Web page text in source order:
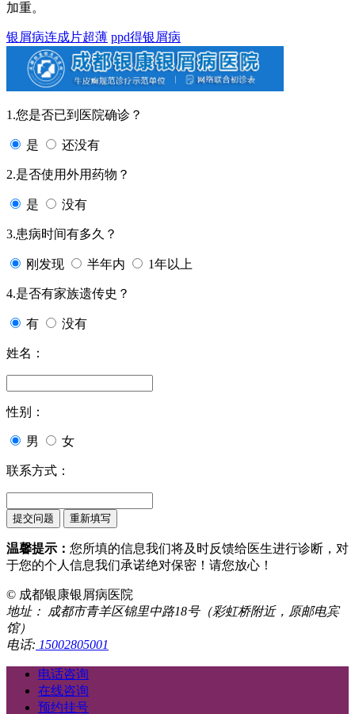
加重。
银屑病连成片超薄 ppd得银屑病
1.您是否已到医院确诊？
是 还没有
2.是否使用外用药物？
是 没有
3.患病时间有多久？
刚发现 半年内 1年以上
4.是否有家族遗传史？
有 没有
姓名：
性别：
男 女
联系方式：
温馨提示： 您所填的信息我们将及时反馈给医生进行诊断，对
于您的个人信息我们承诺绝对保密！请您放心！
© 成都银康银屑病医院
地址： 成都市青羊区锦里中路18号（彩虹桥附近，原邮电宾
馆）
电话: 15002805001
电话咨询
在线咨询
预约挂号